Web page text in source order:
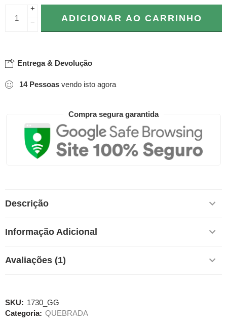
+
−
ADICIONAR AO CARRINHO
Entrega & Devolução
14 Pessoas vendo isto agora
Compra segura garantida
Descrição
Informação Adicional
Avaliações (1)
SKU: 1730_GG
Categoria: QUEBRADA